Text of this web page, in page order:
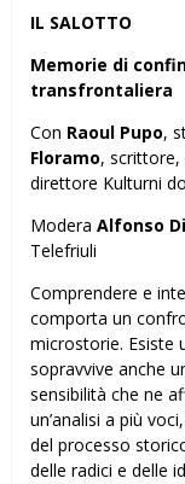
IL SALOTTO
Memorie di
transfrontaliera
Con Raoul Pupo,
Floramo,
direttore Kulturni
Modera Alfonso
Telefriuli
Comprendere e
comporta un
microstorie. Esiste
sopravvive anche
sensibilità che ne
un’analisi a più
del processo
delle radici e delle